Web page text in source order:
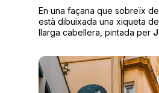
En una façana que sobreïx
està dibuixada una xiqueta
llarga cabellera, pintada per